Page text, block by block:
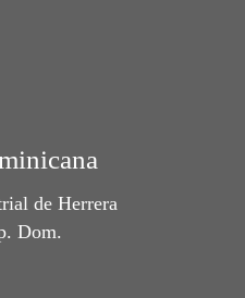
de Herrera
Dom.